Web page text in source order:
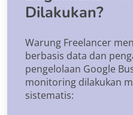
Dilakukan?
Warung Freelancer
berbasis data dan
pengelolaan Google
monitoring dilakukan
sistematis: